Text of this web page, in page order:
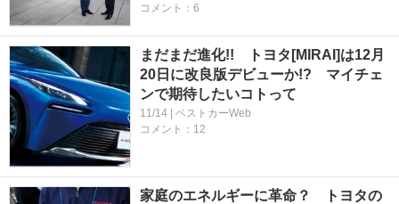
コメント：6
まだまだ進化!! トヨタ[MIRAI]は12月
20日に改良版デビューか!? マイチェ
ンで期待したいコトって
11/14 | ベストカーWeb
コメント：12
家庭のエネルギーに革命？ トヨタの